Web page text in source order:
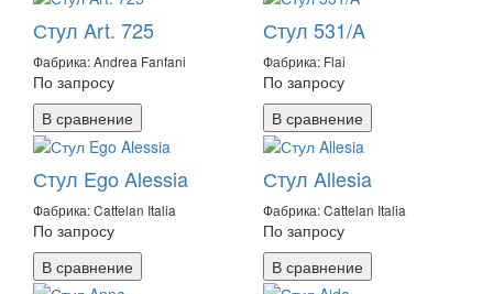
Стул Art. 725
Фабрика: Andrea Fanfani
По запросу
В сравнение
Стул 531/A
Фабрика: Flai
По запросу
В сравнение
Стул Ego Alessia
Фабрика: Cattelan Italia
По запросу
В сравнение
Стул Allesia
Фабрика: Cattelan Italia
По запросу
В сравнение